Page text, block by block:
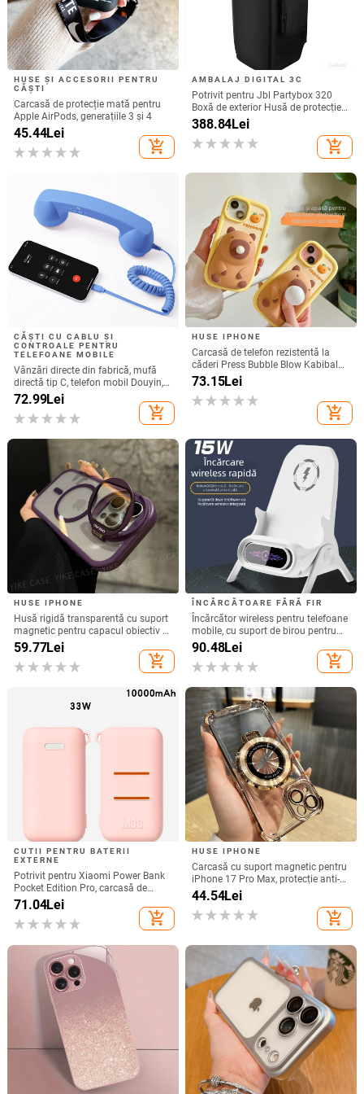
HUSE ȘI ACCESORII PENTRU
CĂȘTI
Carcasă de protecție mată pentru
Apple AirPods, generațiile 3 și 4
45.44Lei
add_shopping_cart
AMBALAJ DIGITAL 3C
Potrivit pentru Jbl Partybox 320
Boxă de exterior Husă de protecție
Stage 320 Audio Trolley Carcasă
anti-praf Husă
388.84Lei
add_shopping_cart
CĂȘTI CU CABLU ȘI
CONTROALE PENTRU
TELEFOANE MOBILE
Vânzări directe din fabrică, mufă
directă tip C, telefon mobil Douyin,
internet celebru, telefon mobil,
microfon electric, port C, căști cu fir,
cască
72.99Lei
add_shopping_cart
HUSE IPHONE
Carcasă de telefon rezistentă la
căderi Press Bubble Blow Kabibala
pentru iPhone 15, pentru Apple 12
13/14Pro Max 11
73.15Lei
add_shopping_cart
HUSE IPHONE
Husă rigidă transparentă cu suport
magnetic pentru capacul obiectiv –
pentru iPhone 17 Pro Max
59.77Lei
add_shopping_cart
ÎNCĂRCĂTOARE FĂRĂ FIR
Încărcător wireless pentru telefoane
mobile, cu suport de birou pentru
utilizare orizontală sau verticală,
QC3.0, 2 A, 15 W, Încărcare rapidă
90.48Lei
add_shopping_cart
CUTII PENTRU BATERII
EXTERNE
Potrivit pentru Xiaomi Power Bank
Pocket Edition Pro, carcasă de
protecție din silicon 33W 10000mA,
antiderapantă pentru Power Bank
71.04Lei
add_shopping_cart
HUSE IPHONE
Carcasă cu suport magnetic pentru
iPhone 17 Pro Max, protecție anti-
cadere la cele patru colțuri, finisaj
electroplacat din acrilic
44.54Lei
add_shopping_cart